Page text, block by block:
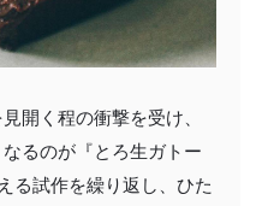
開く程の衝撃を受け、
るのが『とろ生ガトー
る試作を繰り返し、ひた